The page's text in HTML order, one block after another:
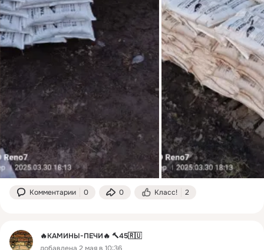
Комментарии 0 0 Класс! 2
🔥КАМИНЫ-ПЕЧИ🔥 🔨45🇷🇺
добавлена 2 мая в 10:36